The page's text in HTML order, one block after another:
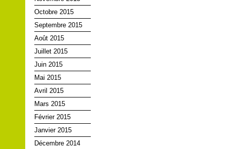
Octobre 2015
Septembre 2015
Août 2015
Juillet 2015
Juin 2015
Mai 2015
Avril 2015
Mars 2015
Février 2015
Janvier 2015
Décembre 2014